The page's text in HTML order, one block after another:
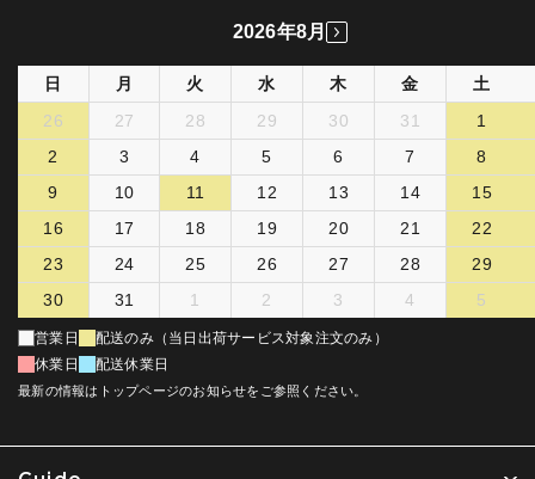
2026年8月
日 月 火 水 木 金
土
26
27 28 29 30 31
1
2
3 4 5 6 7
8
9
10 11 12 13 14
15
16
17 18 19 20 21
22
23
24 25 26 27 28
29
30
31 1 2 3 4 5
営業日
配送のみ（当日出荷サービス対象注文のみ）
休業日
配送休業日
最新の情報はトップページのお知らせをご参照ください。